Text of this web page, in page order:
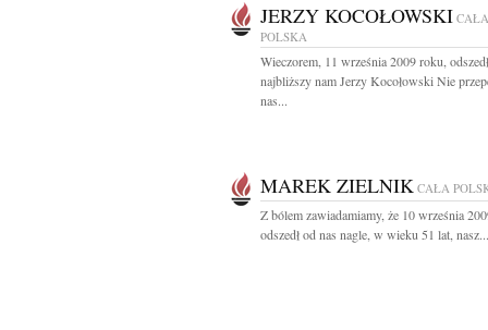
JERZY KOCOŁOWSKI CAŁA
POLSKA
Wieczorem, 11 września 2009 roku, odszedł
najbliższy nam Jerzy Kocołowski Nie
nas...
MAREK ZIELNIK CAŁA
Z bólem zawiadamiamy, że 10 września
odszedł od nas nagle, w wieku 51 lat, nasz...